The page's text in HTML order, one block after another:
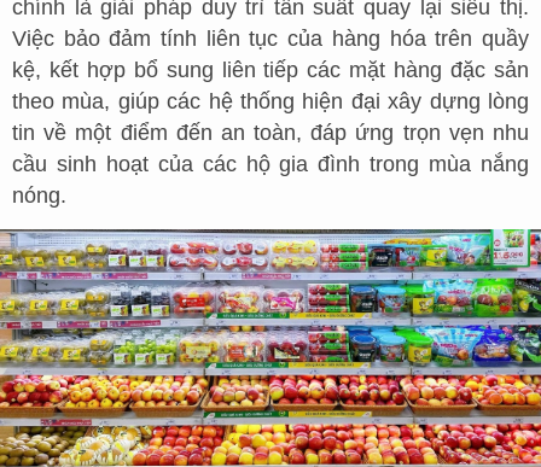
chính là giải pháp duy trì tần suất quay lại siêu thị.
Việc bảo đảm tính liên tục của hàng hóa trên quầy
kệ, kết hợp bổ sung liên tiếp các mặt hàng đặc sản
theo mùa, giúp các hệ thống hiện đại xây dựng lòng
tin về một điểm đến an toàn, đáp ứng trọn vẹn nhu
cầu sinh hoạt của các hộ gia đình trong mùa nắng
nóng.